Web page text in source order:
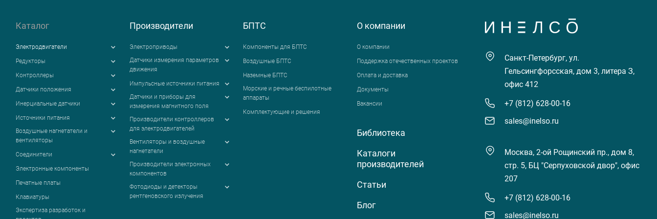
Каталог
Электродвигатели
Редукторы
Контроллеры
Датчики положения
Инерциальные датчики
Источники питания
Воздушные нагнетатели и
вентиляторы
Соединители
Электронные компоненты
Печатные платы
Клавиатуры
Экспертиза разработок и
Производители
Электроприводы
Датчики измерения параметров
движения
Импульсные источники питания
Датчики и приборы для
измерения магнитного поля
Производители контроллеров
для электродвигателей
Вентиляторы и воздушные
нагнетатели
Производители электронных
компонентов
Фотодиоды и детекторы
рентгеновского излучения
БПТС
Компоненты для БПТС
Воздушные БПТС
Наземные БПТС
Морские и речные беспилотные
аппараты
Комплектующие и решения
О компании
О компании
Поддержка отечественных проектов
Оплата и доставка
Документы
Вакансии
Библиотека
Каталоги
производителей
Статьи
Блог
Санкт-Петербург, ул.
Гельсингфорсская, дом 3, литера З,
офис 412
+7 (812) 628-00-16
sales@inelso.ru
Москва, 2-ой Рощинский пр., дом 8,
стр. 5, БЦ "Серпуховской двор", офис
207
+7 (812) 628-00-16
sales@inelso.ru